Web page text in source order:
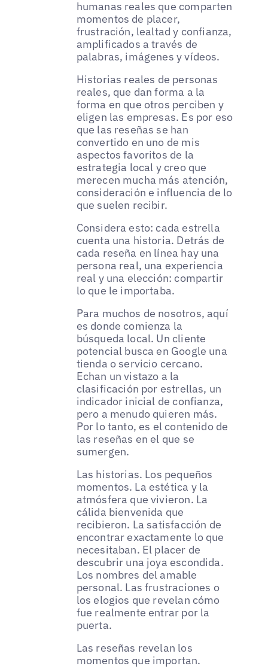
humanas reales que comparten
momentos de placer,
frustración, lealtad y confianza,
amplificados a través de
palabras, imágenes y vídeos.
Historias reales de personas
reales, que dan forma a la
forma en que otros perciben y
eligen las empresas. Es por eso
que las reseñas se han
convertido en uno de mis
aspectos favoritos de la
estrategia local y creo que
merecen mucha más atención,
consideración e influencia de lo
que suelen recibir.
Considera esto: cada estrella
cuenta una historia. Detrás de
cada reseña en línea hay una
persona real, una experiencia
real y una elección: compartir
lo que le importaba.
Para muchos de nosotros, aquí
es donde comienza la
búsqueda local. Un cliente
potencial busca en Google una
tienda o servicio cercano.
Echan un vistazo a la
clasificación por estrellas, un
indicador inicial de confianza,
pero a menudo quieren más.
Por lo tanto, es el contenido de
las reseñas en el que se
sumergen.
Las historias. Los pequeños
momentos. La estética y la
atmósfera que vivieron. La
cálida bienvenida que
recibieron. La satisfacción de
encontrar exactamente lo que
necesitaban. El placer de
descubrir una joya escondida.
Los nombres del amable
personal. Las frustraciones o
los elogios que revelan cómo
fue realmente entrar por la
puerta.
Las reseñas revelan los
momentos que importan.